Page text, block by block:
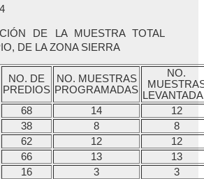
DE LA MUESTRA TOTAL
DE LA ZONA SIERRA
NO. DE
PREDIOS
NO. MUESTRAS
PROGRAMADAS
NO.
68 14
12
38 8
8
62 12
12
66 13
13
16 3
3